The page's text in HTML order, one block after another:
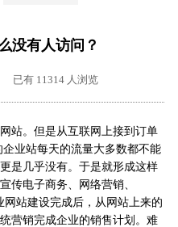
深一集团优势
外地客户专栏
工单提交
没有人访问？
有 11314 人浏览
站。但是从互联网上接到订单
业站每天的流量大多数都不能
是几乎没有。于是就形成这样
传电子商务、网络营销、
网站建设完成后，从网站上来的
营销完成企业的销售计划。难